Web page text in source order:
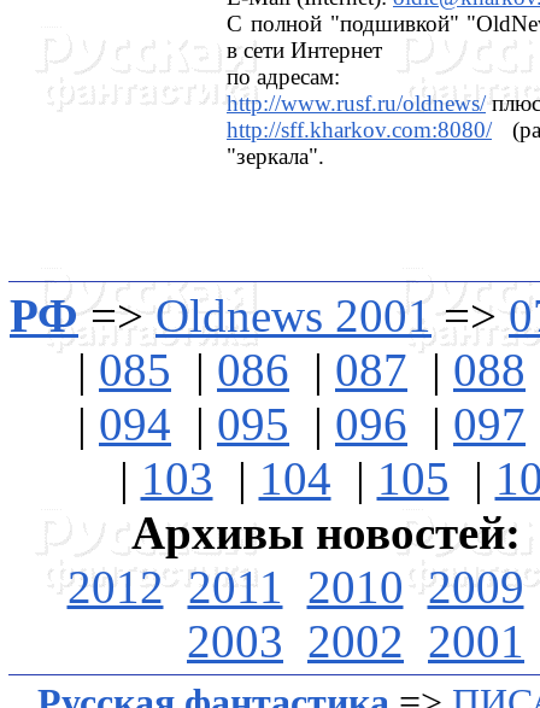
С полной "подшивкой"
в сети Интернет
по адресам:
http://www.rusf.ru/oldnews/плюс
http://sff.kharkov.com:8080/
"зеркала".
РФ=>Oldnews 2001 =>
| 085 | 086 | 087 | 088
| 094 | 095 | 096 | 097
| 103 | 104 | 105 |
Архивы новостей:
2012 2011 2010 2009
2003 2002 2001